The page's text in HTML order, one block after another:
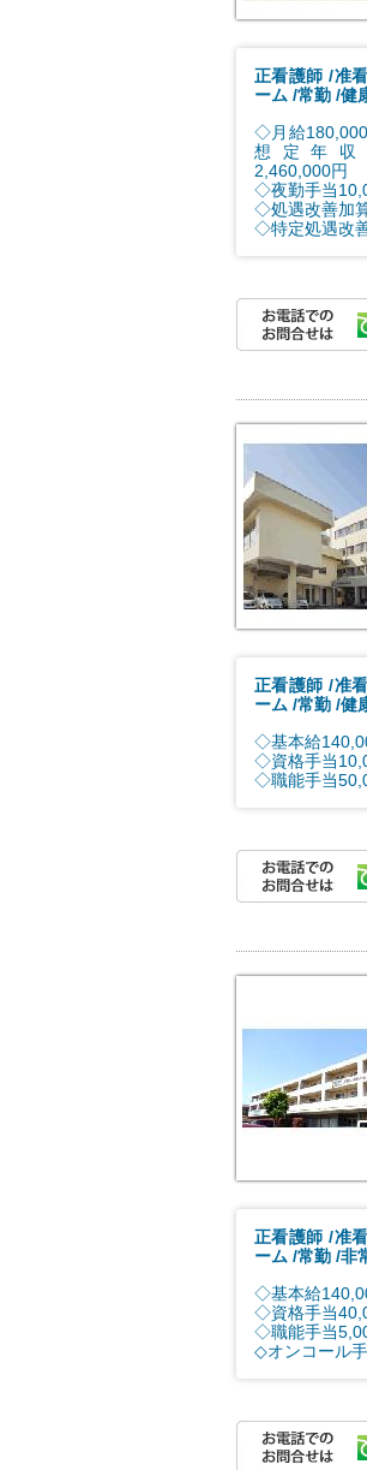
正看護師 准
ーム 常勤 健
◇月給
想定年収
2,460,000円
◇夜勤手当
◇処遇改善加
◇特定処遇改
正看護師 准
ーム 常勤 健
◇基本給
◇資格手当
◇職能手当
正看護師 准
ーム 常勤 非
◇基本給
◇資格手当
◇職能手当
◇オンコール